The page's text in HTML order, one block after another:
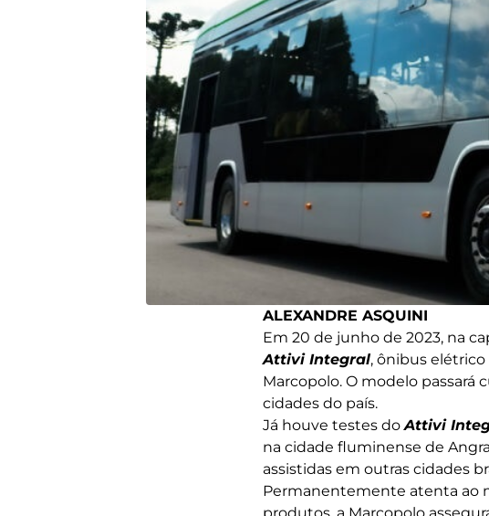
ALEXANDRE ASQUINI
Em 20 de junho de 2023, na
Attivi Integral, ônibus
Marcopolo. O modelo
cidades do país.
Já houve testes doAttivi
na cidade fluminense de
assistidas em outras cidades
Permanentemente atenta ao
produtos, a Marcopolo